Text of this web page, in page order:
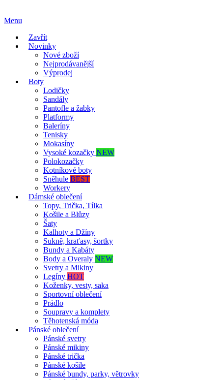
Menu
Zavřít
Novinky
Nové zboží
Nejprodávanější
Výprodej
Boty
Lodičky
Sandály
Pantofle a žabky
Platformy
Baleríny
Tenisky
Mokasíny
Vysoké kozačky NEW
Polokozačky
Kotníkové boty
Sněhule BEST
Workery
Dámské oblečení
Topy, Trička, Tílka
Košile a Blůzy
Šaty
Kalhoty a Džíny
Sukně, kraťasy, šortky
Bundy a Kabáty
Body a Overaly NEW
Svetry a Mikiny
Legíny HOT
Koženky, vesty, saka
Sportovní oblečení
Prádlo
Soupravy a komplety
Těhotenská móda
Pánské oblečení
Pánské svetry
Pánské mikiny
Pánské trička
Pánské košile
Pánské bundy, parky, větrovky